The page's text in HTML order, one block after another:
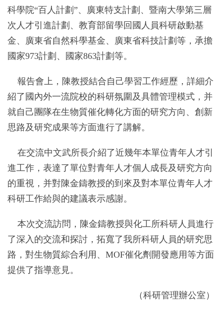
科學院“百人計劃”、廣東特支計劃、暨南大學第三層
次人才引進計劃、教育部留學回國人員科研啟動基
金、廣東省自然科學基金、廣東省科技計劃等，承擔
國家973計劃、國家863計劃等。
報告會上，陳教授結合自己學習工作經歷，詳細介
紹了國內外一流院校的科研氛圍及具體管理模式，并
就自己團隊在生物質催化轉化方面的研究方向、創新
思路及研究成果等方面進行了講解。
在交流中文武所長介紹了近幾年本單位青年人才引
進工作，表達了單位對青年人才個人成長及研究方向
的重視，并對陳金鑄教授的到來及對本單位青年人才
科研工作給與的建議表示感謝。
本次交流訪問，陳金鑄教授與化工所科研人員進行
了深入的交流和探討，拓寬了我所科研人員的研究思
路，對生物質綜合利用、MOF催化劑開發應用等方面
提供了指導意見。
（科研管理辦公室）